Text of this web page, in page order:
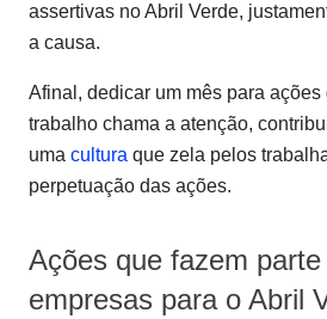
assertivas no Abril Verde,
a causa.
Afinal, dedicar um mês para
trabalho chama a atenção,
uma cultura que zela pelos
perpetuação das ações.
Ações que fazem
empresas para o Abril